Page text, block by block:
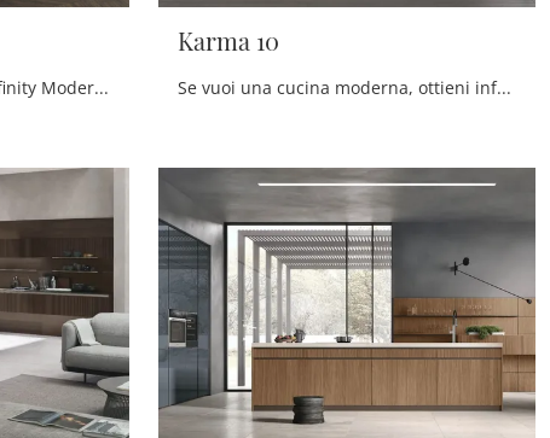
Scopri di più sulla cucina Infinity Modern 02 di Stosa: questa soluzione in Pet sarà la scelta ideale per te!
Karma 10
Se vuoi una cucina moderna, ottieni informazioni sul modello Karma 10 Stosa.